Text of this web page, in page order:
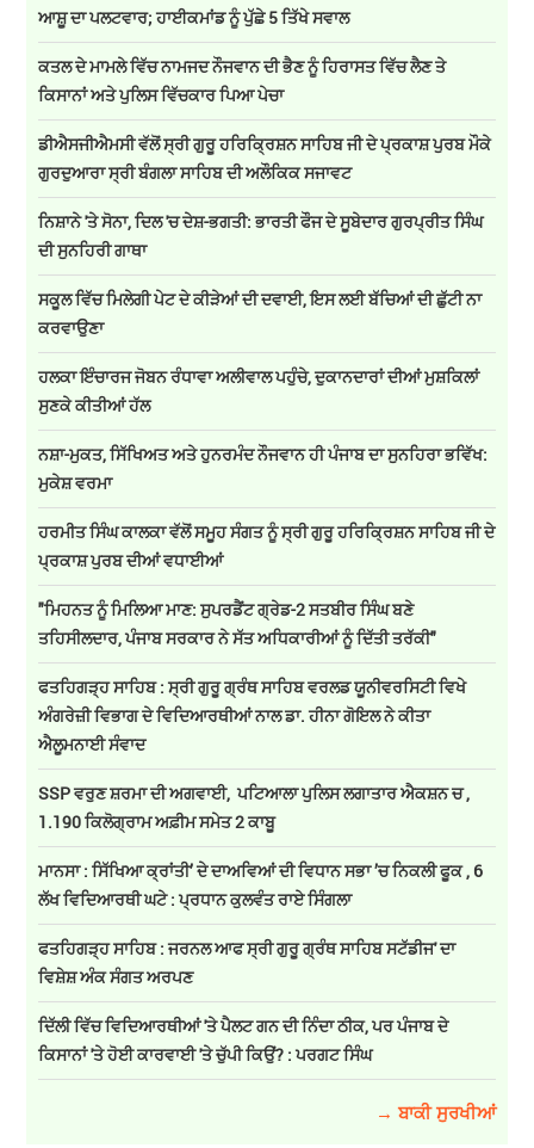
ਆਸ਼ੂ ਦਾ ਪਲਟਵਾਰ; ਹਾਈਕਮਾਂਡ ਨੂੰ ਪੁੱਛੇ 5 ਤਿੱਖੇ ਸਵਾਲ
ਕਤਲ ਦੇ ਮਾਮਲੇ ਵਿੱਚ ਨਾਮਜਦ ਨੌਜਵਾਨ ਦੀ ਭੈਣ ਨੂੰ ਹਿਰਾਸਤ ਵਿੱਚ ਲੈਣ ਤੇ
ਕਿਸਾਨਾਂ ਅਤੇ ਪੁਲਿਸ ਵਿੱਚਕਾਰ ਪਿਆ ਪੇਚਾ
ਡੀਐਸਜੀਐਮਸੀ ਵੱਲੋਂ ਸ੍ਰੀ ਗੁਰੂ ਹਰਿਕ੍ਰਿਸ਼ਨ ਸਾਹਿਬ ਜੀ ਦੇ ਪ੍ਰਕਾਸ਼ ਪੁਰਬ ਮੌਕੇ
ਗੁਰਦੁਆਰਾ ਸ੍ਰੀ ਬੰਗਲਾ ਸਾਹਿਬ ਦੀ ਅਲੌਕਿਕ ਸਜਾਵਟ
ਨਿਸ਼ਾਨੇ 'ਤੇ ਸੋਨਾ, ਦਿਲ 'ਚ ਦੇਸ਼-ਭਗਤੀ: ਭਾਰਤੀ ਫੌਜ ਦੇ ਸੂਬੇਦਾਰ ਗੁਰਪ੍ਰੀਤ ਸਿੰਘ
ਦੀ ਸੁਨਹਿਰੀ ਗਾਥਾ
ਸਕੂਲ ਵਿੱਚ ਮਿਲੇਗੀ ਪੇਟ ਦੇ ਕੀੜੇਆਂ ਦੀ ਦਵਾਈ, ਇਸ ਲਈ ਬੱਚਿਆਂ ਦੀ ਛੁੱਟੀ ਨਾ
ਕਰਵਾਉਣਾ
ਹਲਕਾ ਇੰਚਾਰਜ ਜੋਬਨ ਰੰਧਾਵਾ ਅਲੀਵਾਲ ਪਹੁੰਚੇ, ਦੁਕਾਨਦਾਰਾਂ ਦੀਆਂ ਮੁਸ਼ਕਿਲਾਂ
ਸੁਣਕੇ ਕੀਤੀਆਂ ਹੱਲ
ਨਸ਼ਾ-ਮੁਕਤ, ਸਿੱਖਿਅਤ ਅਤੇ ਹੁਨਰਮੰਦ ਨੌਜਵਾਨ ਹੀ ਪੰਜਾਬ ਦਾ ਸੁਨਹਿਰਾ ਭਵਿੱਖ:
ਮੁਕੇਸ਼ ਵਰਮਾ
ਹਰਮੀਤ ਸਿੰਘ ਕਾਲਕਾ ਵੱਲੋਂ ਸਮੂਹ ਸੰਗਤ ਨੂੰ ਸ੍ਰੀ ਗੁਰੂ ਹਰਿਕ੍ਰਿਸ਼ਨ ਸਾਹਿਬ ਜੀ ਦੇ
ਪ੍ਰਕਾਸ਼ ਪੁਰਬ ਦੀਆਂ ਵਧਾਈਆਂ
"ਮਿਹਨਤ ਨੂੰ ਮਿਲਿਆ ਮਾਣ: ਸੁਪਰਡੈਂਟ ਗ੍ਰੇਡ-2 ਸਤਬੀਰ ਸਿੰਘ ਬਣੇ
ਤਹਿਸੀਲਦਾਰ, ਪੰਜਾਬ ਸਰਕਾਰ ਨੇ ਸੱਤ ਅਧਿਕਾਰੀਆਂ ਨੂੰ ਦਿੱਤੀ ਤਰੱਕੀ"
ਫਤਹਿਗੜ੍ਹ ਸਾਹਿਬ : ਸ੍ਰੀ ਗੁਰੂ ਗ੍ਰੰਥ ਸਾਹਿਬ ਵਰਲਡ ਯੂਨੀਵਰਸਿਟੀ ਵਿਖੇ
ਅੰਗਰੇਜ਼ੀ ਵਿਭਾਗ ਦੇ ਵਿਦਿਆਰਥੀਆਂ ਨਾਲ ਡਾ. ਹੀਨਾ ਗੋਇਲ ਨੇ ਕੀਤਾ
ਐਲੂਮਨਾਈ ਸੰਵਾਦ
SSP ਵਰੁਣ ਸ਼ਰਮਾ ਦੀ ਅਗਵਾਈ, ਪਟਿਆਲਾ ਪੁਲਿਸ ਲਗਾਤਾਰ ਐਕਸ਼ਨ ਚ ,
1.190 ਕਿਲੋਗ੍ਰਾਮ ਅਫ਼ੀਮ ਸਮੇਤ 2 ਕਾਬੂ
ਮਾਨਸਾ : ਸਿੱਖਿਆ ਕ੍ਰਾਂਤੀ’ ਦੇ ਦਾਅਵਿਆਂ ਦੀ ਵਿਧਾਨ ਸਭਾ ’ਚ ਨਿਕਲੀ ਫੂਕ , 6
ਲੱਖ ਵਿਦਿਆਰਥੀ ਘਟੇ : ਪ੍ਰਧਾਨ ਕੁਲਵੰਤ ਰਾਏ ਸਿੰਗਲਾ
ਫਤਹਿਗੜ੍ਹ ਸਾਹਿਬ : ਜਰਨਲ ਆਫ ਸ੍ਰੀ ਗੁਰੂ ਗ੍ਰੰਥ ਸਾਹਿਬ ਸਟੱਡੀਜ' ਦਾ
ਵਿਸ਼ੇਸ਼ ਅੰਕ ਸੰਗਤ ਅਰਪਣ
ਦਿੱਲੀ ਵਿੱਚ ਵਿਦਿਆਰਥੀਆਂ 'ਤੇ ਪੈਲਟ ਗਨ ਦੀ ਨਿੰਦਾ ਠੀਕ, ਪਰ ਪੰਜਾਬ ਦੇ
ਕਿਸਾਨਾਂ 'ਤੇ ਹੋਈ ਕਾਰਵਾਈ 'ਤੇ ਚੁੱਪੀ ਕਿਉਂ? : ਪਰਗਟ ਸਿੰਘ
→ ਬਾਕੀ ਸੁਰਖੀਆਂ